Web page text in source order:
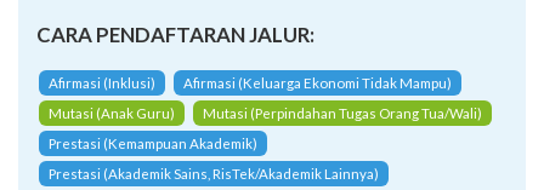
CARA PENDAFTARAN JALUR:
Afirmasi (Inklusi)
Afirmasi (Keluarga Ekonomi Tidak Mampu)
Mutasi (Anak Guru)
Mutasi (Perpindahan Tugas Orang Tua/Wali)
Prestasi (Kemampuan Akademik)
Prestasi (Akademik Sains, RisTek/Akademik Lainnya)